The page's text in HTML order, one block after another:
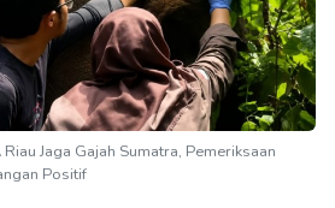
Jaga Gajah Sumatra, Pemeriksaan
Positif